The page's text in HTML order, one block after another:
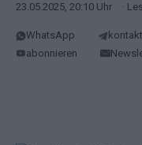
23.05.2025, 20:10 Uhr
·
WhatsApp
abonnieren